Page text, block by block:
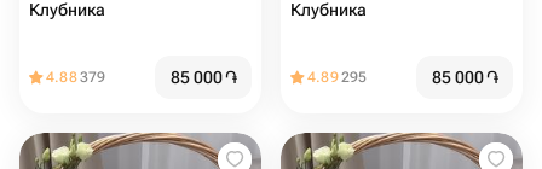
Клубника
4.88379 85 000֏
Клубника
4.89295 85 000֏